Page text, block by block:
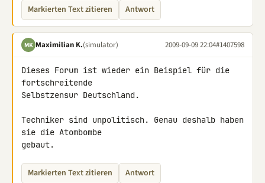
Markierten Text zitieren Antwort
MK Maximilian K.(simulator) 2009-09-09 22:04#1407598
Dieses Forum ist wieder ein Beispiel für die
fortschreitende
Selbstzensur Deutschland.
Techniker sind unpolitisch. Genau deshalb haben
sie die Atombombe
gebaut.
Markierten Text zitieren Antwort